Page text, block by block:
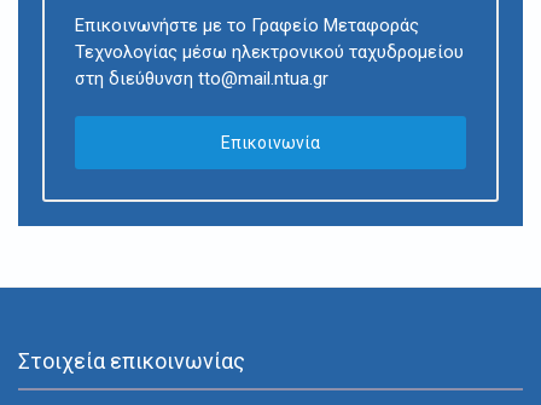
Επικοινωνήστε με το Γραφείο Μεταφοράς
Τεχνολογίας μέσω ηλεκτρονικού ταχυδρομείου
στη διεύθυνση tto@mail.ntua.gr
Επικοινωνία
Στοιχεία επικοινωνίας